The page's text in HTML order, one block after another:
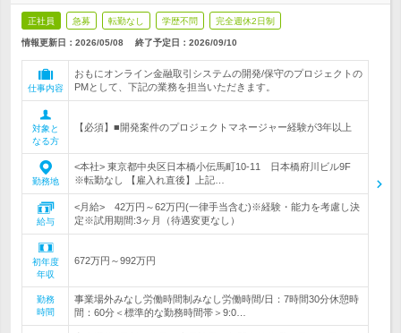
正社員 急募 転勤なし 学歴不問 完全週休2日制
情報更新日：2026/05/08 終了予定日： 2026/09/10
仕事内容
おもにオンライン金融取引システムの開発/保守のプロジェクトの
PMとして、下記の業務を担当いただきます。
対象と
なる方
【必須】■開発案件のプロジェクトマネージャー経験が3年以上
勤務地
<本社> 東京都中央区日本橋小伝馬町10-11 日本橋府川ビル9F
※転勤なし 【雇入れ直後】上記…
給与
<月給> 42万円～62万円(一律手当含む)※経験・能力を考慮し決
定※試用期間:3ヶ月（待遇変更なし）
初年度
年収
672万円～992万円
勤務
時間
事業場外みなし労働時間制みなし労働時間/日：7時間30分休憩時
間：60分＜標準的な勤務時間帯＞9:0…